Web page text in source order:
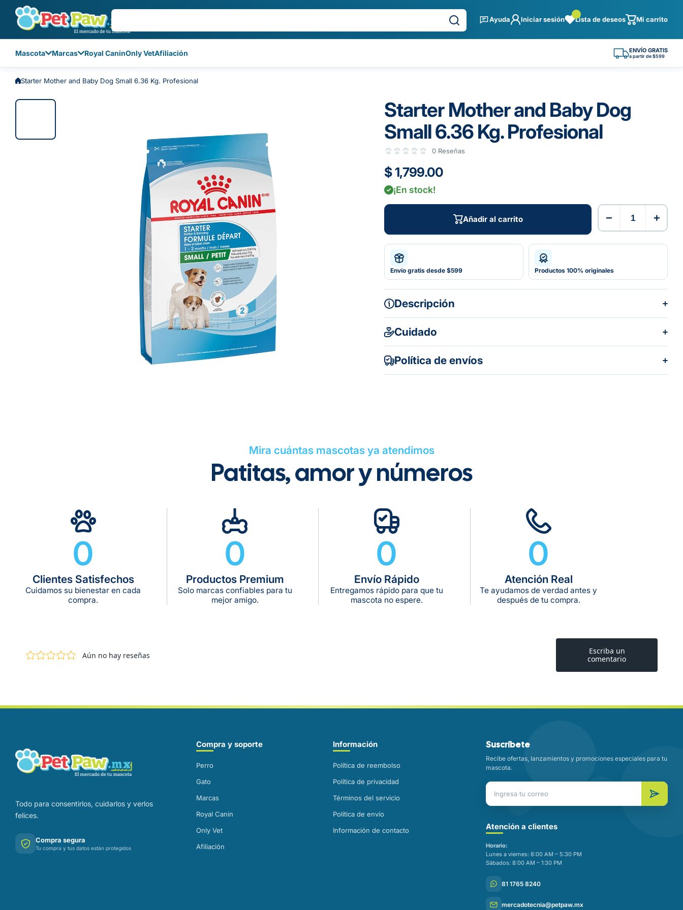
Saltar al contenido
Ayuda Iniciar sesión Lista de deseos Mi carrito
Mascota Marcas Royal CaninOnly VetAfiliación ENVÍO GRATIS
a partir de $599
Starter Mother and Baby Dog Small 6.36 Kg. Profesional
Starter Mother and Baby Dog
Small 6.36 Kg. Profesional
0 Reseñas
$ 1,799.00
¡En stock!
Añadir al carrito − +
Envío gratis desde $599 Productos 100% originales
Descripción
3
G MILK
G MILK
10g 10g
Cuidado
Política de envíos
Gratuito en todos los pedidos
Tiempo de entrega estimado:
5 a 7 días hábiles
Gratis en compras de $599 o más
De 21 kg a 40 kg:
De 42 kg a 65 kg:
Mira cuántas mascotas ya atendimos
Patitas, amor y números
0
Clientes Satisfechos
Cuidamos su bienestar en cada
compra.
0
Productos Premium
Solo marcas confiables para tu
mejor amigo.
0
Envío Rápido
Entregamos rápido para que tu
mascota no espere.
0
Atención Real
Te ayudamos de verdad antes y
después de tu compra.
Todo para consentirlos, cuidarlos y verlos
felices.
Compra segura
Tu compra y tus datos están protegidos
Compra y soporte
Perro
Gato
Marcas
Royal Canin
Only Vet
Afiliación
Información
Política de reembolso
Política de privacidad
Términos del servicio
Política de envío
Información de contacto
Suscríbete
Recibe ofertas, lanzamientos y promociones especiales para tu
mascota.
Atención a clientes
Horario:
Lunes a viernes: 8:00 AM – 5:30 PM
Sábados: 8:00 AM – 1:30 PM
81 1765 8240
mercadotecnia@petpaw.mx